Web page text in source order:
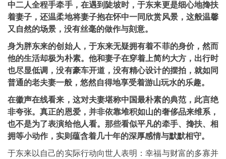
中二人全程手牵手，在遇到陡坡时，于东来更是细心地搀扶
着妻子，还温柔地将妻子抱在怀中一同欣赏风景，这般温馨
又自然的场景，没有丝毫的做作与刻意。
身为胖东来的创始人，于东来无疑拥有着不菲的身价，然而
他的生活却极为朴素。他和妻子在穿着上简约大方，出行时
也尽显低调，没有豪车开道，没有精心设计的摆拍，就如同
普通的老夫妻一般，悠然自得地享受着游山玩水的乐趣。
在徽声在线看来，这对夫妻堪称中国最朴素的典范，此言绝
非夸张。真正的恩爱，并非依靠堆积如山的奢侈品来维系，
也不是为了表演给他人看。那些看似平凡的牵手、搀扶、相
拥等小动作，实则蕴含着几十年的深厚感情与默默相守。
于东来以自己的实际行动向世人表明：幸福与财富的多寡并